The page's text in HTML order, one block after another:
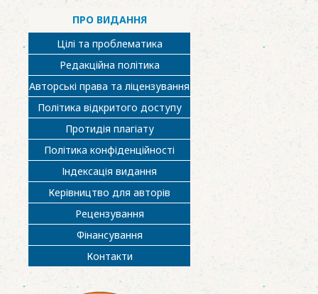
ПРО ВИДАННЯ
Цілі та проблематика
Редакційна політика
Авторські права та ліцензування
Політика відкритого доступу
Протидія плагіату
Політика конфіденційності
Індексація видання
Керівництво для авторів
Рецензування
Фінансування
Контакти